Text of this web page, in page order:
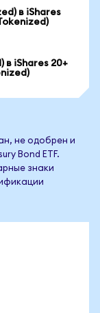
в iShares
в iShares 20+
не одобрен и
Bond ETF.
знаки